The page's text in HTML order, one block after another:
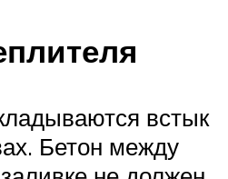
встык
Бетон между